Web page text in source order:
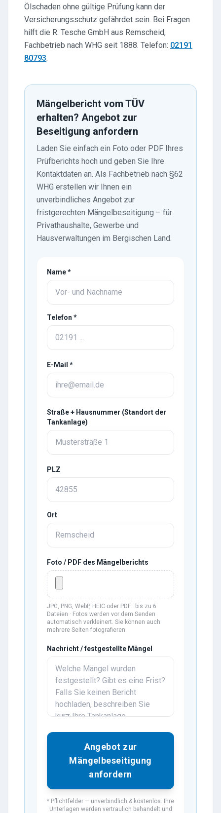
Ölschaden ohne gültige Prüfung kann der
Versicherungsschutz gefährdet sein. Bei Fragen
hilft die R. Tesche GmbH aus Remscheid,
Fachbetrieb nach WHG seit 1888. Telefon: 02191
80793.
Mängelbericht vom TÜV
erhalten? Angebot zur
Beseitigung anfordern
Laden Sie einfach ein Foto oder PDF Ihres
Prüfberichts hoch und geben Sie Ihre
Kontaktdaten an. Als Fachbetrieb nach §62
WHG erstellen wir Ihnen ein
unverbindliches Angebot zur
fristgerechten Mängelbeseitigung – für
Privathaushalte, Gewerbe und
Hausverwaltungen im Bergischen Land.
Name *
Telefon *
E-Mail *
Straße + Hausnummer (Standort der
Tankanlage)
PLZ
Ort
Foto / PDF des Mängelberichts
JPG, PNG, WebP, HEIC oder PDF · bis zu 6
Dateien · Fotos werden vor dem Senden
automatisch verkleinert. Sie können auch
mehrere Seiten fotografieren.
Nachricht / festgestellte Mängel
Angebot zur
Mängelbeseitigung
anfordern
* Pflichtfelder — unverbindlich & kostenlos. Ihre
Unterlagen werden vertraulich behandelt und